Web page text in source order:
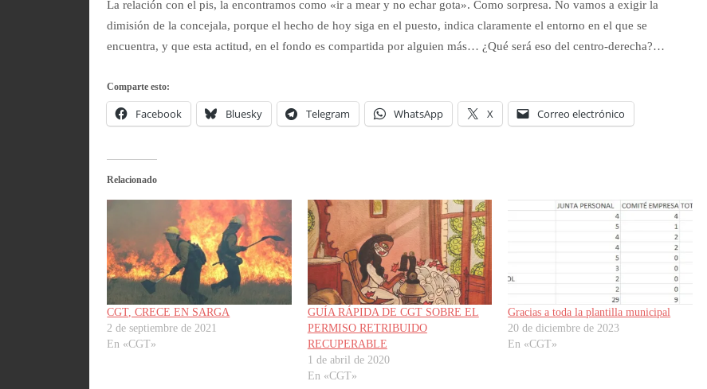
La relación con el pis, la encontramos como «ir a mear y no echar gota». Como sorpresa. No vamos a exigir la
dimisión de la concejala, porque el hecho de hoy siga en el puesto, indica claramente el entorno en el que se
encuentra, y que esta actitud, en el fondo es compartida por alguien más… ¿Qué será eso del centro-derecha?…
Comparte esto:
Facebook Bluesky Telegram WhatsApp X Correo electrónico
Relacionado
CGT, CRECE EN SARGA
2 de septiembre de 2021
En «CGT»
GUÍA RÁPIDA DE CGT SOBRE EL
PERMISO RETRIBUIDO
RECUPERABLE
1 de abril de 2020
En «CGT»
Gracias a toda la plantilla municipal
20 de diciembre de 2023
En «CGT»